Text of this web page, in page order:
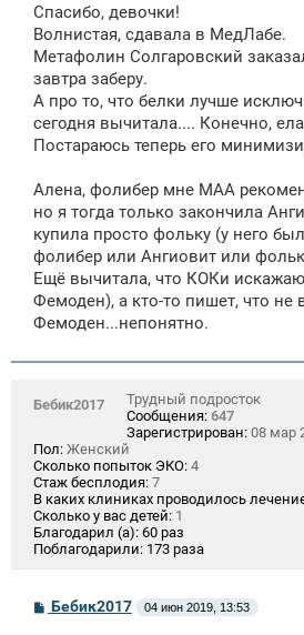
б
щ
е
н
и
Спасибо, девочки!
Волнистая, сдавала в МедЛабе.
Метафолин Солгаровский
завтра заберу.
А про то, что белки лучше
сегодня вычитала.... Конечно,
Постараюсь теперь его
Алена, фолибер мне МАА
но я тогда только закончила
купила просто фольку (у него
фолибер или Ангиовит или
Ещё вычитала, что КОКи
Фемоден), а кто-то пишет, что не
Фемоден...непонятно.
Бебик2017
Трудный подросток
Сообщения: 647
Зарегистрирован: 08 мар
Пол: Женский
Сколько попыток ЭКО: 4
Стаж бесплодия: 7
В каких клиниках проводилось
Сколько у вас детей: 1
Благодарил (а): 60 раз
Поблагодарили: 173 раза
СБебик2017 04 июн 2019, 13:53